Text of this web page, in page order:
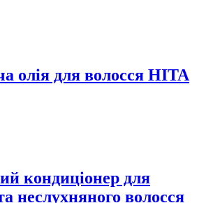
олія для волосся HITA
кондиціонер для
неслухняного волосся